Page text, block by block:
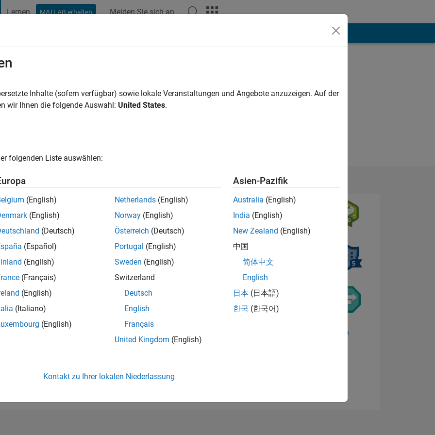
Lernen MATLAB erhalten Melden Sie sich an
Jahre vor|Aktiv seit 2020
0
07/26
392
70.0%
Abzeichen anzeigen
Inhalte (sofern verfügbar) sowie lokale Veranstaltungen und Angebote anzuzeigen. Auf der
wir Ihnen die folgende Auswahl: United States.
folgenden Liste auswählen:
(English)
(English)
(Deutsch)
(Español)
(English)
(Français)
(English)
(Italiano)
(English)
Netherlands (English)
Norway (English)
Österreich (Deutsch)
Portugal (English)
Sweden (English)
Switzerland
Deutsch
English
Français
United Kingdom (English)
Asien-Pazifik
Australia (English)
India (English)
New Zealand (English)
中国
简体中文
English
日本 (日本語)
한국 (한국어)
Kontakt zu Ihrer lokalen Niederlassung